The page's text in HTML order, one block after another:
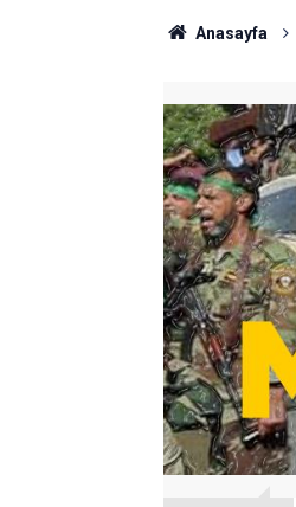
Anasayfa